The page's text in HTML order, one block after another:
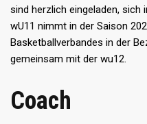
sind herzlich eingeladen, sich
wU11 nimmt in der Saison
Basketballverbandes in der
gemeinsam mit der wu12.
Coach